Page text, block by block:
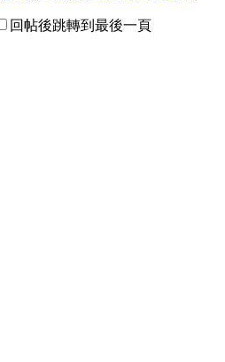
回帖後跳轉到最後一頁